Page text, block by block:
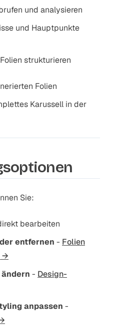
und analysieren
und Hauptpunkte
strukturieren
Folien
Karussell in der
Sie:
bearbeiten
entfernen - Folien
→
- Design-
anpassen -